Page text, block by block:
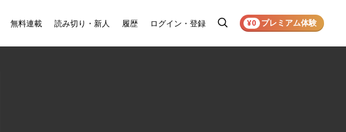
無料連載 読み切り・新人 履歴 ログイン・登録
検
¥0 プレミアム体験